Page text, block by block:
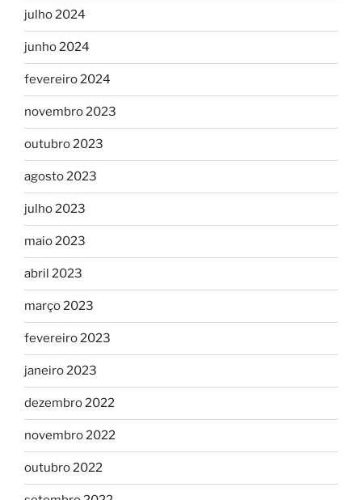
julho 2024
junho 2024
fevereiro 2024
novembro 2023
outubro 2023
agosto 2023
julho 2023
maio 2023
abril 2023
março 2023
fevereiro 2023
janeiro 2023
dezembro 2022
novembro 2022
outubro 2022